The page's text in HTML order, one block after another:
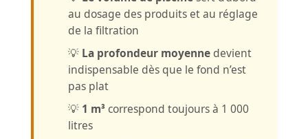
au dosage des produits et au réglage
de la filtration
💡 La profondeur moyennedevient
indispensable dès que le fond n’est
pas plat
💡 1 m³correspond toujours à 1 000
litres